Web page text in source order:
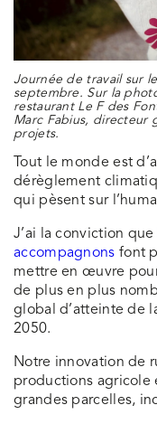
Journée de travail sur
septembre. Sur la
restaurant Le F des
Marc Fabius, directeur
projets.
Tout le monde est
dérèglement
qui pèsent sur
J’ai la conviction que
accompagnons font
mettre en œuvre
de plus en plus
global d’atteinte de
2050.
Notre innovation de
productions agricole
grandes parcelles,